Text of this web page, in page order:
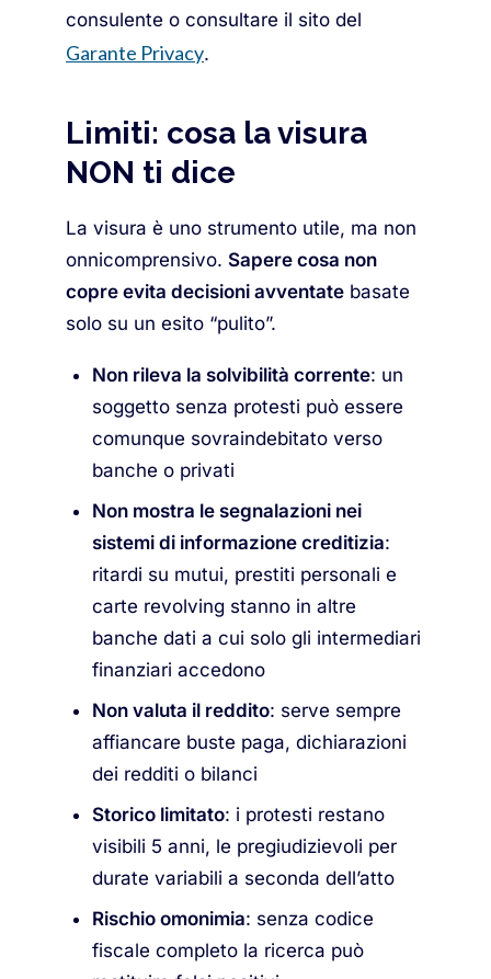
consulente o consultare il sito del
Garante Privacy.
Limiti: cosa la visura
NON ti dice
La visura è uno strumento utile, ma non
onnicomprensivo. Sapere cosa non
copre evita decisioni avventate basate
solo su un esito “pulito”.
Non rileva la solvibilità corrente: un
soggetto senza protesti può essere
comunque sovraindebitato verso
banche o privati
Non mostra le segnalazioni nei
sistemi di informazione creditizia:
ritardi su mutui, prestiti personali e
carte revolving stanno in altre
banche dati a cui solo gli intermediari
finanziari accedono
Non valuta il reddito: serve sempre
affiancare buste paga, dichiarazioni
dei redditi o bilanci
Storico limitato: i protesti restano
visibili 5 anni, le pregiudizievoli per
durate variabili a seconda dell’atto
Rischio omonimia: senza codice
fiscale completo la ricerca può